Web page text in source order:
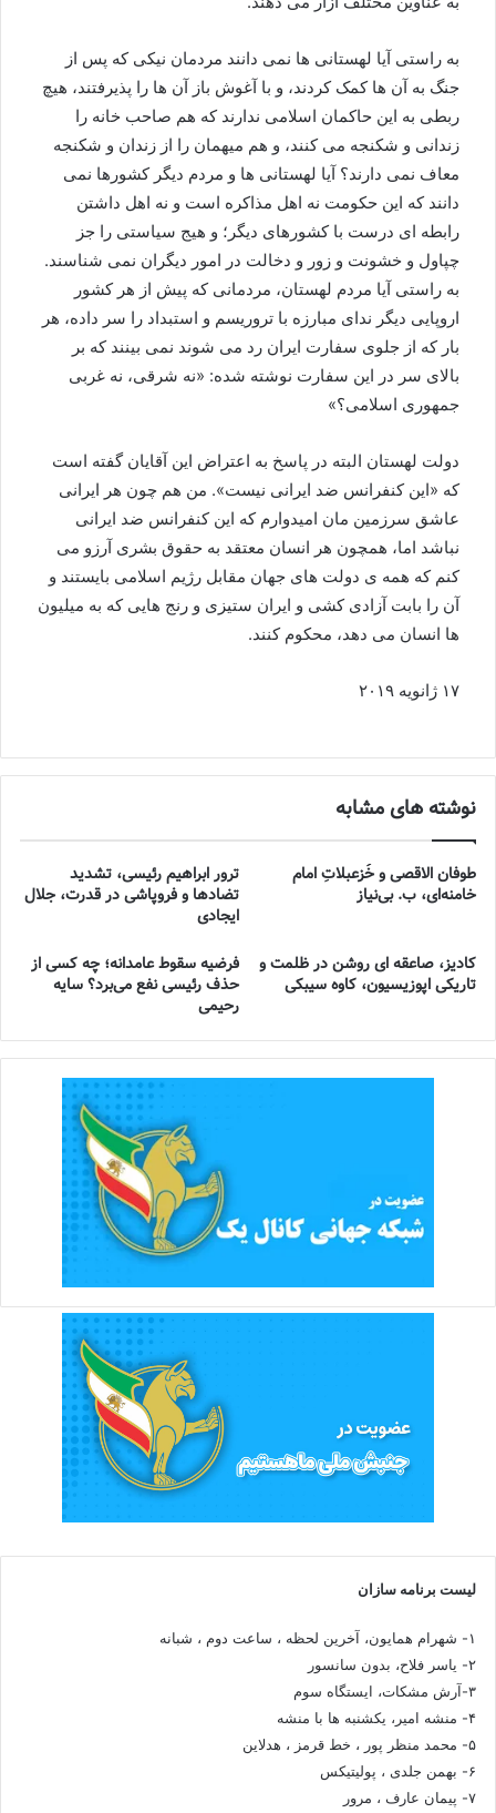
به راستی آیا لهستانی ها نمی دانند مردمان نیکی که پس از
جنگ به آن ها کمک کردند، و با آغوش باز آن ها را پذیرفتند، هیچ
ربطی به این حاکمان اسلامی ندارند که هم صاحب خانه را
زندانی و شکنجه می کنند، و هم میهمان را از زندان و شکنجه
معاف نمی دارند؟ آیا لهستانی ها و مردم دیگر کشورها نمی
دانند که این حکومت نه اهل مذاکره است و نه اهل داشتن
رابطه ای درست با کشورهای دیگر؛ و هیج سیاستی را جز
چپاول و خشونت و زور و دخالت در امور دیگران نمی شناسند.
به راستی آیا مردم لهستان، مردمانی که پيش از هر کشور
اروپایی ديگر ندای مبارزه با تروريسم و استبداد را سر داده، هر
بار که از جلوی سفارت ایران رد می شوند نمی بینند که بر
بالای سر در این سفارت نوشته شده: «نه شرقی، نه غربی
جمهوری اسلامی؟»
دولت لهستان البته در پاسخ به اعتراض این آقایان گفته است
که «این کنفرانس ضد ایرانی نیست». من هم چون هر ایرانی
عاشق سرزمین مان امیدوارم که این کنفرانس ضد ایرانی
نباشد اما، همچون هر انسان معتقد به حقوق بشری آرزو می
کنم که همه ی دولت های جهان مقابل رژيم اسلامی بایستند و
آن را بابت آزادی کشی و ایران ستیزی و رنج هایی که به میلیون
ها انسان می دهد، محکوم کنند.
۱۷ ژانویه ۲۰۱۹
نوشته های مشابه
طوفان الاقصی و خُزعبلاتِ امام
خامنه‌ای، ب. بی‌نیاز
ترور ابراهیم رئیسی، تشدید
تضادها و فروپاشی در قدرت، جلال
ایجادی
کادیز، صاعقه ای روشن در ظلمت و
تاریکی اپوزیسیون، کاوه سیبکی
فرضیه سقوط عامدانه؛ چه کسی از
حذف رئیسی نفع می‌برد؟ سایه
رحیمی
لیست برنامه سازان
۱- شهرام همایون، آخرین لحظه ، ساعت دوم ، شبانه
۲- یاسر فلاح، بدون سانسور
۳-آرش مشکات، ایستگاه سوم
۴- منشه امیر، یکشنبه ها با منشه
۵- محمد منظر پور ، خط قرمز ، هدلاین
۶- بهمن جلدی ، پولیتیکس
۷- پیمان عارف ، مرور